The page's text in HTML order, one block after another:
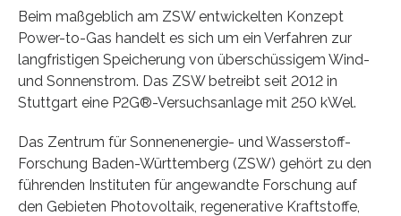
Beim maßgeblich am ZSW entwickelten Konzept
Power-to-Gas handelt es sich um ein Verfahren zur
langfristigen Speicherung von überschüssigem Wind-
und Sonnenstrom. Das ZSW betreibt seit 2012 in
Stuttgart eine P2G®-Versuchsanlage mit 250 kWel.
Das Zentrum für Sonnenenergie- und Wasserstoff-
Forschung Baden-Württemberg (ZSW) gehört zu den
führenden Instituten für angewandte Forschung auf
den Gebieten Photovoltaik, regenerative Kraftstoffe,